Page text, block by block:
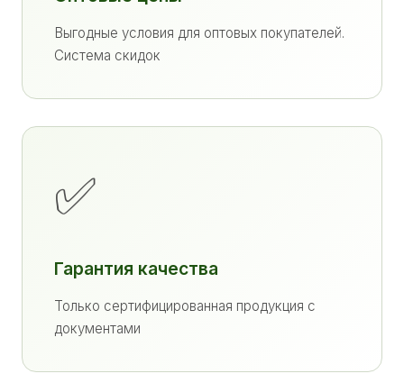
Выгодные условия для оптовых покупателей.
Система скидок
✅
Гарантия качества
Только сертифицированная продукция с
документами